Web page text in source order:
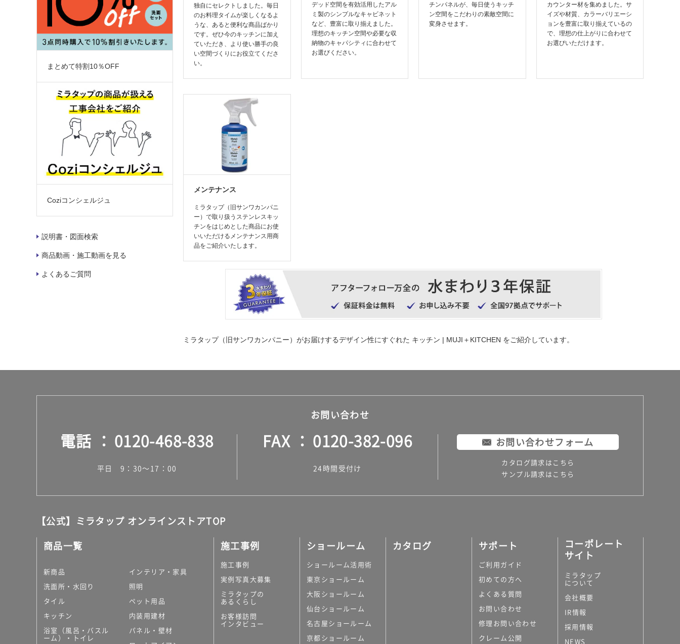
独自にセレクトしました。毎日
のお料理タイムが楽しくなるよ
うな、あると便利な商品ばかり
です。ぜひ今のキッチンに加え
ていただき、より使い勝手の良
い空間づくりにお役立てくださ
い。
デッド空間を有効活用したアル
ミ製のシンプルなキャビネット
など、豊富に取り揃えました。
理想のキッチン空間や必要な収
納物のキャパシティに合わせて
お選びください。
チンパネルが、毎日使うキッチ
ン空間をこだわりの素敵空間に
変身させます。
カウンター材を集めました。サ
イズや材質、カラーバリエーシ
ョンを豊富に取り揃えているの
で、理想の仕上がりに合わせて
お選びいただけます。
メンテナンス
ミラタップ（旧サンワカンパニ
ー）で取り扱うステンレスキッ
チンをはじめとした商品にお使
いいただけるメンテナンス用商
品をご紹介いたします。
ミラタップ（旧サンワカンパニー）がお届けするデザイン性にすぐれた キッチン | MUJI＋KITCHEN をご紹介しています。
まとめて特割10％OFF
Coziコンシェルジュ
説明書・図面検索
商品動画・施工動画を見る
よくあるご質問
お問い合わせ
電話 0120-468-838
平日 9：30～17：00
FAX 0120-382-096
24時間受付け
お問い合わせフォーム
カタログ請求はこちら
サンプル請求はこちら
【公式】ミラタップ オンラインストアTOP
商品一覧
新商品
洗面所・水回り
タイル
キッチン
浴室（風呂・バスル
ーム）・トイレ
インテリア・家具
照明
ペット用品
内装用建材
パネル・壁材
施工事例
施工事例
実例写真大募集
ミラタップの
あるくらし
お客様訪問
インタビュー
ショールーム
ショールーム活用術
東京ショールーム
大阪ショールーム
仙台ショールーム
名古屋ショールーム
京都ショールーム
カタログ サポート
ご利用ガイド
初めての方へ
よくある質問
お問い合わせ
修理お問い合わせ
クレーム公開
コーポレート
サイト
ミラタップ
について
会社概要
IR情報
採用情報
NEWS